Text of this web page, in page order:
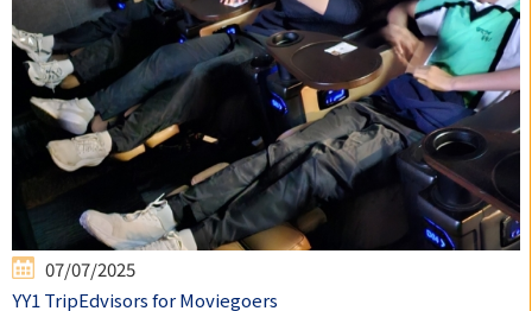
07/07/2025
YY1 TripEdvisors for Moviegoers